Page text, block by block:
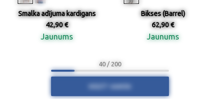
Smalka adījuma kardigans
42,90 €
Jaunums
Bikses (Barrel)
62,90 €
Jaunums
40 / 200